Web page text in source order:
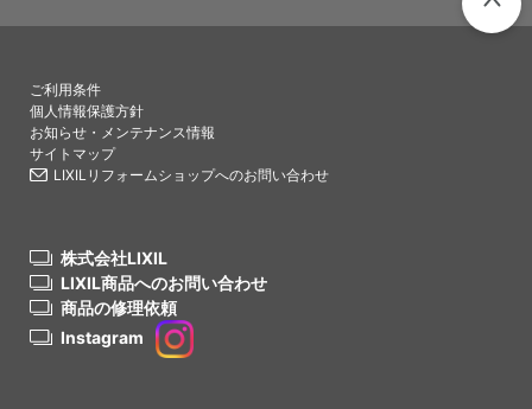
ご利用条件
個人情報保護方針
お知らせ・メンテナンス情報
サイトマップ
LIXILリフォームショップへのお問い合わせ
株式会社LIXIL
LIXIL商品へのお問い合わせ
商品の修理依頼
Instagram